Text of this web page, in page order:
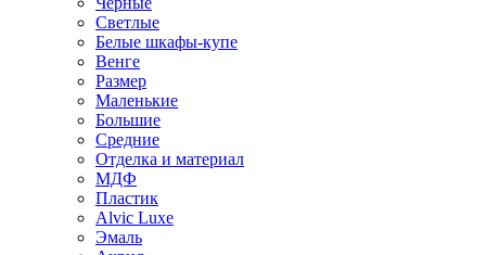
Светлые
Белые шкафы-купе
Венге
Размер
Маленькие
Большие
Средние
Отделка и материал
МДФ
Пластик
Alvic Luxe
Эмаль